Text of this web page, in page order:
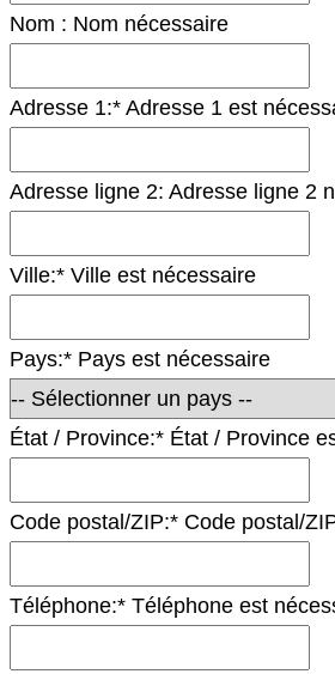
Nom : Nom nécessaire
Adresse 1:*Adresse 1 est
Adresse ligne 2: Adresse ligne 2
Ville:* Ville est nécessaire
Pays:* Pays est nécessaire
État / Province:* État / Province
Code postal/ZIP:* Code postal/
Téléphone:* Téléphone est